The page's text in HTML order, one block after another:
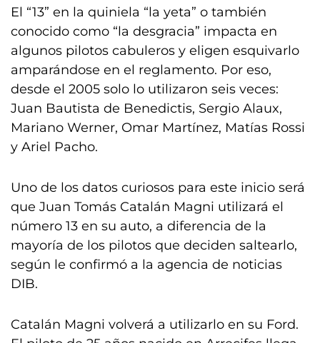
El “13” en la quiniela “la yeta” o también
conocido como “la desgracia” impacta en
algunos pilotos cabuleros y eligen esquivarlo
amparándose en el reglamento. Por eso,
desde el 2005 solo lo utilizaron seis veces:
Juan Bautista de Benedictis, Sergio Alaux,
Mariano Werner, Omar Martínez, Matías Rossi
y Ariel Pacho.
Uno de los datos curiosos para este inicio será
que Juan Tomás Catalán Magni utilizará el
número 13 en su auto, a diferencia de la
mayoría de los pilotos que deciden saltearlo,
según le confirmó a la agencia de noticias
DIB.
Catalán Magni volverá a utilizarlo en su Ford.